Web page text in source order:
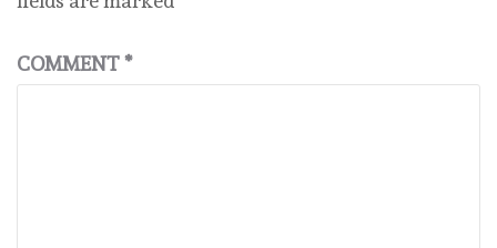
COMMENT*